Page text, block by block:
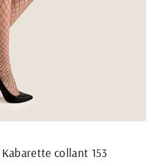
collant 153